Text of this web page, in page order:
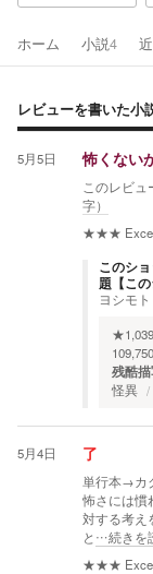
ホーム 小説4
レビューを書いた小
5月5日 怖くない
このレビュ
字）
★★★
このシ
題【こ
ヨシモ
★1,039
109,750
残酷
怪異
5月4日 了
単行本→カ
怖さには慣
対する考え
と …続きを
★★★